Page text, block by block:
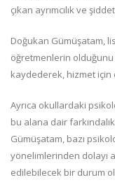
çıkan ayrımcılık ve
Doğukan Gümüşatam,
öğretmenlerin
kaydederek, hizmet
Ayrıca okullardaki
bu alana dair
Gümüşatam, bazı
yönelimlerinden dolayı
edilebilecek bir durum